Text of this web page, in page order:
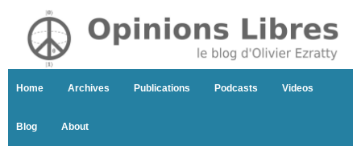
Home Archives Publications Podcasts Videos
Blog About